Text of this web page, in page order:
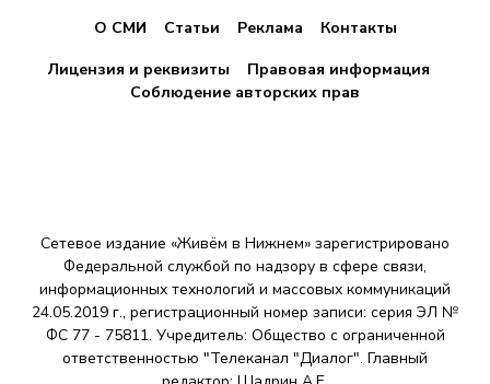
О СМИ Статьи Реклама
Контакты
Лицензия и реквизиты
Правовая информация
Соблюдение авторских прав
Сетевое издание «Живём в Нижнем» зарегистрировано
Федеральной службой по надзору в сфере связи,
информационных технологий и массовых коммуникаций
24.05.2019 г., регистрационный номер записи: серия ЭЛ №
ФС 77 - 75811. Учредитель: Общество с ограниченной
ответственностью "Телеканал "Диалог". Главный